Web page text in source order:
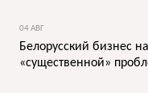
04 АВГ
Белорусский бизнес
«существенной»